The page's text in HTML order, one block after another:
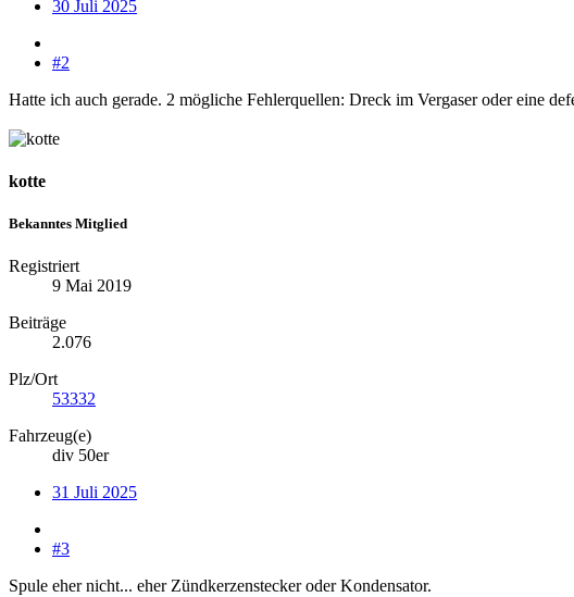
30 Juli 2025
#2
Hatte ich auch gerade. 2 mögliche Fehlerquellen: Dreck im Vergaser oder eine
kotte
Bekanntes Mitglied
Registriert
9 Mai 2019
Beiträge
2.076
Plz/Ort
53332
Fahrzeug(e)
div 50er
31 Juli 2025
#3
Spule eher nicht... eher Zündkerzenstecker oder Kondensator.